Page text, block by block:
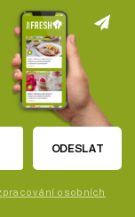
ODESLAT
osobních